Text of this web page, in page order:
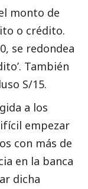
monto de
o crédito.
se redondea
También
S/15.
a los
empezar
con más de
en la banca
dicha